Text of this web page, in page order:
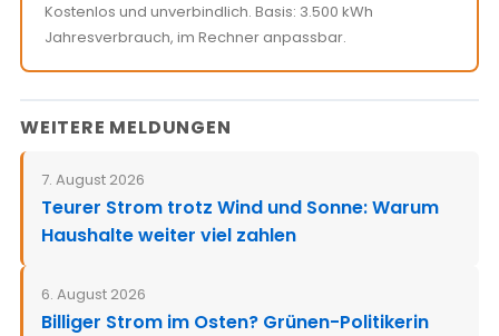
Kostenlos und unverbindlich. Basis: 3.500 kWh
Jahresverbrauch, im Rechner anpassbar.
WEITERE MELDUNGEN
7. August 2026
Teurer Strom trotz Wind und Sonne: Warum
Haushalte weiter viel zahlen
6. August 2026
Billiger Strom im Osten? Grünen-Politikerin